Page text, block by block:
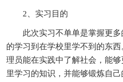
2、实习目的
此次实习不单单是掌握更
的学习到在学校里学不到的东
理员能在实践中了解社会，能
里学习的知识，并能够锻炼自